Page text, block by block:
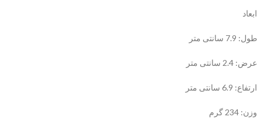
ابعاد
طول: 7.9 سانتی متر
عرض: 2.4 سانتی متر
ارتفاع: 6.9 سانتی متر
وزن: 234 گرم